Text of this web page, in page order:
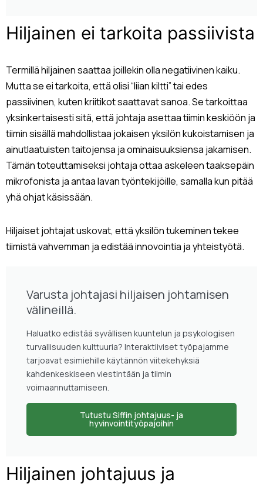
Hiljainen ei tarkoita passiivista
Termillä hiljainen saattaa joillekin olla negatiivinen kaiku.
Mutta se ei tarkoita, että olisi “liian kiltti” tai edes
passiivinen, kuten kriitikot saattavat sanoa. Se tarkoittaa
yksinkertaisesti sitä, että johtaja asettaa tiimin keskiöön ja
tiimin sisällä mahdollistaa jokaisen yksilön kukoistamisen ja
ainutlaatuisten taitojensa ja ominaisuuksiensa jakamisen.
Tämän toteuttamiseksi johtaja ottaa askeleen taaksepäin
mikrofonista ja antaa lavan työntekijöille, samalla kun pitää
yhä ohjat käsissään.
Hiljaiset johtajat uskovat, että yksilön tukeminen tekee
tiimistä vahvemman ja edistää innovointia ja yhteistyötä.
Varusta johtajasi hiljaisen johtamisen
välineillä.
Haluatko edistää syvällisen kuuntelun ja psykologisen
turvallisuuden kulttuuria? Interaktiiviset työpajamme
tarjoavat esimiehille käytännön viitekehyksiä
kahdenkeskiseen viestintään ja tiimin
voimaannuttamiseen.
Tutustu Siffin johtajuus- ja
hyvinvointityöpajoihin
Hiljainen johtajuus ja